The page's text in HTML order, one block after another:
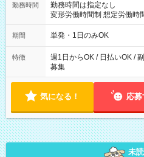
勤務時間
勤務時間は指定なし
変形労働時間制 想定労働時間160時間/月 【
～21：00
期間 単発・1日のみOK
特徴
週1日からOK / 日払いOK /
募集
気になる！ 応募
未読